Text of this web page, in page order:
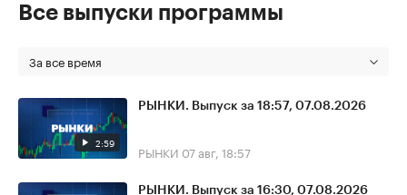
Все выпуски программы
За все время
2:59
РЫНКИ. Выпуск за 18:57, 07.08.2026
РЫНКИ 07 авг, 18:57
РЫНКИ. Выпуск за 16:30, 07.08.2026